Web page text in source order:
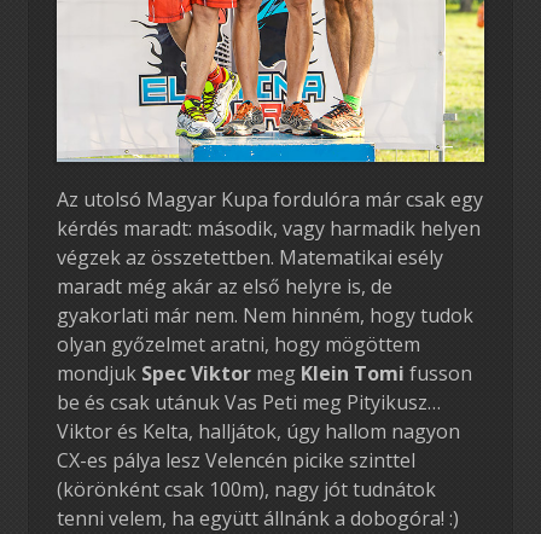
Az utolsó Magyar Kupa fordulóra már csak egy
kérdés maradt: második, vagy harmadik helyen
végzek az összetettben. Matematikai esély
maradt még akár az első helyre is, de
gyakorlati már nem. Nem hinném, hogy tudok
olyan győzelmet aratni, hogy mögöttem
mondjuk Spec Viktormeg Klein Tomi fusson
be és csak utánuk Vas Peti meg Pityikusz…
Viktor és Kelta, halljátok, úgy hallom nagyon
CX-es pálya lesz Velencén picike szinttel
(körönként csak 100m), nagy jót tudnátok
tenni velem, ha együtt állnánk a dobogóra! :)